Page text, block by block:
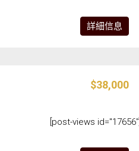
詳細信息
$38,000
[post-views id="17656"]